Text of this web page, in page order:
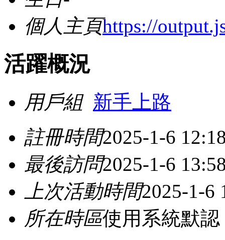
個人主頁https://
活躍概況
用戶組 新手上路
註冊時間2025-1-6
最後訪問2025-1-6
上次活動時間2025-1-6
所在時區使用系統默認